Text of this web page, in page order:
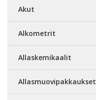
Akut
Alkometrit
Allaskemikaalit
Allasmuovipakkaukset